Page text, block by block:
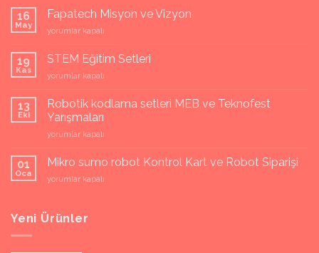
16
May
Fapatech Misyon ve Vizyon
Fapatech
ve
için
yorumlar kapalı
19
Kas
STEM Eğitim Setleri
STEM
Setleri
için
yorumlar kapalı
13
Eki
Robotik kodlama setleri MEB ve Teknofest
Yarışmaları
Robotik
setleri
ve
için
yorumlar kapalı
01
Oca
Mikro sumo robot Kontrol Kart ve Robot Siparişi
Mikro
Kontrol
Robot
yorumlar kapalı
Yeni Ürünler